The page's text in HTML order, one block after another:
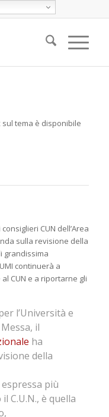
sul tema è disponibile
CUN dell’Area
sulla revisione della
grandissima
continuerà a
CUN e a riportarne gli
l’Università e
il
ha
della
più
C.U.N., è quella